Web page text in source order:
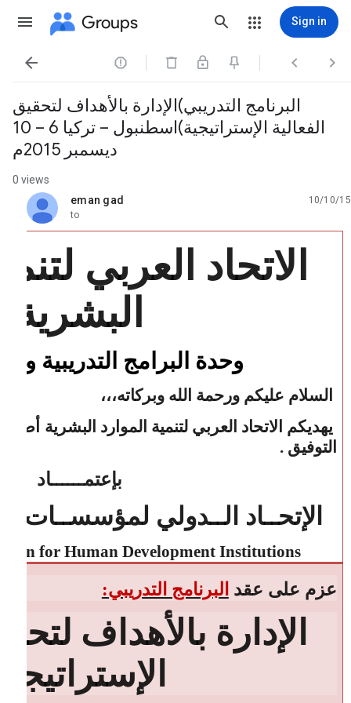
Groups Sign in
   
البرنامج التدريبي)الإدارة بالأهداف لتحقيق
الفعالية الإستراتيجية)اسطنبول – تركيا 6 – 10
ديسمبر 2015م
0 views
eman gad
unread,
10/10/15
to
الاتحاد العربي
البشرية
وحدة البرامج التدريبية
السلام عليكم ورحمة الله وبركاته،،،
يهديكم الاتحاد العربي لتنمية الموارد البشرية
التوفيق .
بإعتمــــــاد
الإتحــاد الــدولي لمؤسســات
for Human Development Institutions
عزم على عقد البرنامج التدريبي:
الإدارة بالأهداف